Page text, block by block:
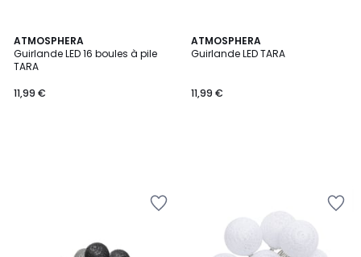
ATMOSPHERA
Guirlande LED 16 boules à pile
TARA
11,99 €
ATMOSPHERA
Guirlande LED TARA
11,99 €